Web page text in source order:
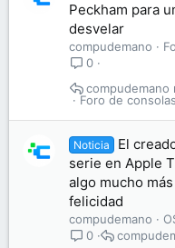
Peckham para
desvelar
compudemano
0
Foro de
compudemano
Noticia
El
serie en Apple
algo mucho
felicidad
compudemano
0